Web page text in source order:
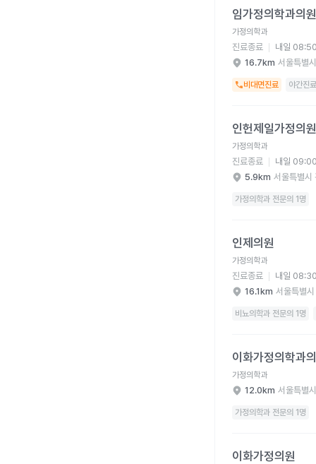
임가정의학과의원
가정의학과
진료종료
내일
16.7km 서울특별
비대면진료 야간진료
인헌제일가정의원
가정의학과
진료종료
내일
5.9km 서울특별시
가정의학과 전문의 1명
인제의원
가정의학과
진료종료
내일
16.1km 서울특별
비뇨의학과 전문의 1명
이화가정의학과
가정의학과
12.0km 서울특별
가정의학과 전문의 1명
이화가정의원